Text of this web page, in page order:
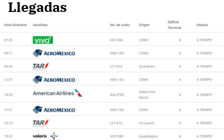
Llegadas